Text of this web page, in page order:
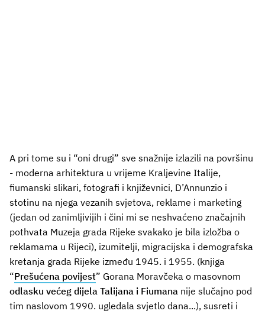
A pri tome su i “oni drugi” sve snažnije izlazili na površinu
- moderna arhitektura u vrijeme Kraljevine Italije,
fiumanski slikari, fotografi i književnici, D’Annunzio i
stotinu na njega vezanih svjetova, reklame i marketing
(jedan od zanimljivijih i čini mi se neshvaćeno značajnih
pothvata Muzeja grada Rijeke svakako je bila izložba o
reklamama u Rijeci), izumitelji, migracijska i demografska
kretanja grada Rijeke između 1945. i 1955. (knjiga
“Prešućena povijest” Gorana Moravčeka o masovnom
odlasku većeg dijela Talijana i Fiumana nije slučajno pod
tim naslovom 1990. ugledala svjetlo dana...), susreti i